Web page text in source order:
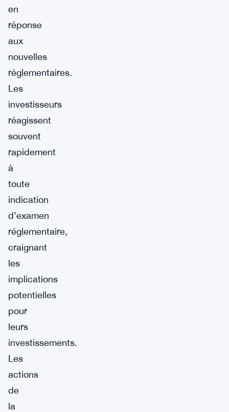
en
réponse
aux
nouvelles
réglementaires.
Les
investisseurs
réagissent
souvent
rapidement
à
toute
indication
d’examen
réglementaire,
craignant
les
implications
potentielles
pour
leurs
investissements.
Les
actions
de
la